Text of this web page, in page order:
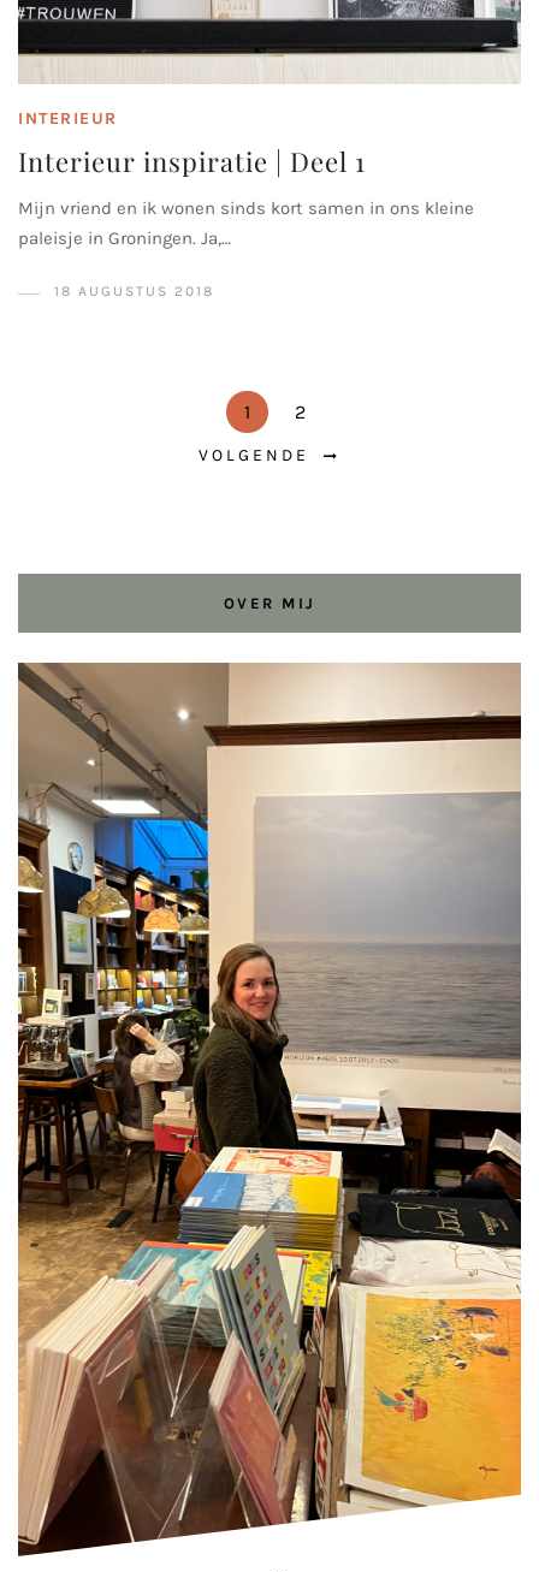
INTERIEUR
Interieur inspiratie | Deel 1
Mijn vriend en ik wonen sinds kort samen in ons kleine
paleisje in Groningen. Ja,…
18 AUGUSTUS 2018
1 2
VOLGENDE
OVER MIJ